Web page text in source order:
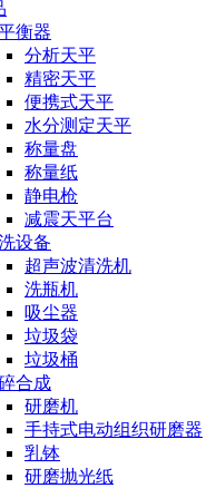
衡器
分析天平
精密天平
便携式天平
水分测定天平
称量盘
称量纸
静电枪
减震天平台
设备
超声波清洗机
洗瓶机
吸尘器
垃圾袋
垃圾桶
合成
研磨机
手持式电动组织研磨器
乳钵
研磨抛光纸